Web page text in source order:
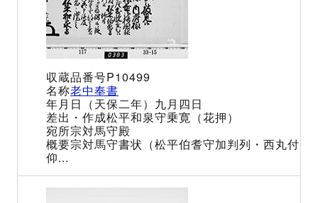
P10499
老中奉書
（天保二年）九月四日
松平和泉守乗寛（花押）
宗対馬守殿
宗対馬守書状（松平伯耆守加判列・西丸付
仰...